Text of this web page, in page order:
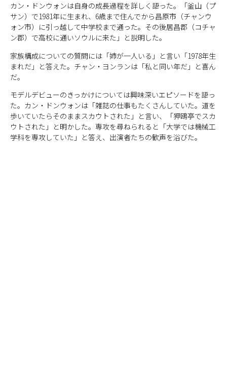
カン・ドンウォンは自身の成長過程を詳しく語った。「釜山（プ
サン）で1981年に生まれ、6歳まで住んでから昌原市（チャンウ
ォン市）に引っ越して中学校まで通った。その後居昌郡（コチャ
ン郡）で高校に通いソウルに来た」と説明した。
家族構成についての質問には「姉が一人いる」と言い「1978年生
まれだ」と答えた。チャン・ヨンランは「私と同い年だ」と喜ん
だ。
モデルデビューのきっかけについては興味深いエピソードを語っ
た。カン・ドンウォンは「雑誌の仕事もたくさんしていた。道を
歩いていたらそのままスカウトされた」と言い、「狎鴎亭でスカ
ウトされた」と明かした。専攻を尋ねられると「大学では機械工
学科を専攻していた」と答え、出演者たちの歓声を浴びた。